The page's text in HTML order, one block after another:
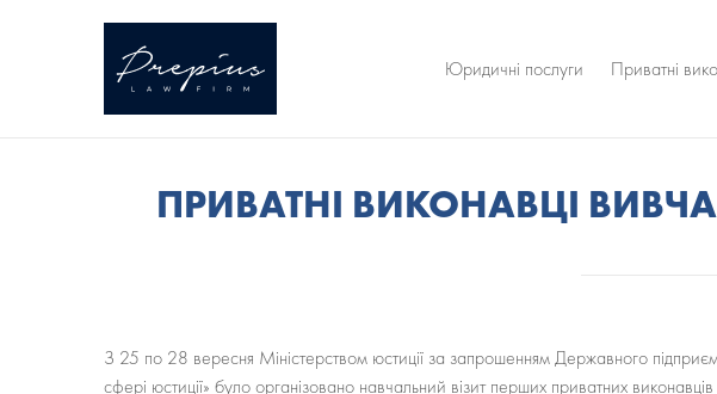
Юридичні послуги Приватні
ПРИВАТНІ ВИКОНАВЦІ
З 25 по 28 вересня Міністерством юстиції за запрошенням Державного
сфері юстиції» було організовано навчальний візит перших приватних